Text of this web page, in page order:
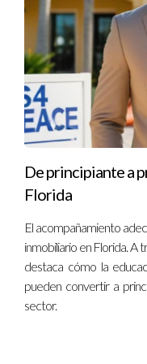
¿Cómo puedo
clientes?
Construir confianza
activamente las
las opciones
constante.
¿Por qué es
mercado
Tener autoridad te
tus clientes
decisiones y aumentar
¿Cuál es la mejor
Puedes educar a tus
De principiante a
Florida
El acompañamiento
inmobiliario en Florida. A
destaca cómo la
pueden convertir a
sector.